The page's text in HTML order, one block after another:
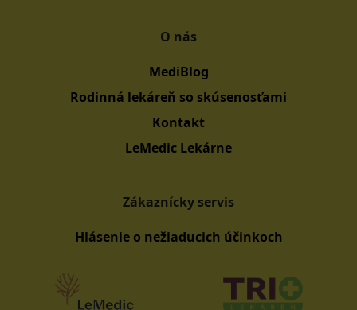
O nás
MediBlog
Rodinná lekáreň so skúsenosťami
Kontakt
LeMedic Lekárne
Zákaznícky servis
Hlásenie o nežiaducich účinkoch